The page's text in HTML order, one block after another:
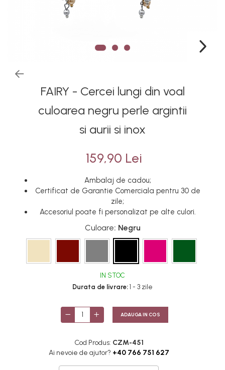
FAIRY - Cercei lungi din voal
culoarea negru perle argintii
si aurii si inox
159,90 Lei
Ambalaj de cadou;
Certificat de Garantie Comerciala pentru 30 de
zile;
Accesoriul poate fi personalizat pe alte culori.
Culoare: Negru
IN STOC
Durata de livrare: 1 - 3 zile
ADAUGA IN COS
Cod Produs: CZM-451
Ai nevoie de ajutor? +40 766 751 627